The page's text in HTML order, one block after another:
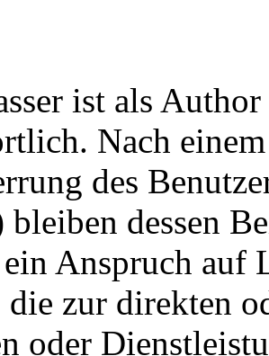
ist als
Nach
des
dessen
Anspruch auf
die zur direkten
oder